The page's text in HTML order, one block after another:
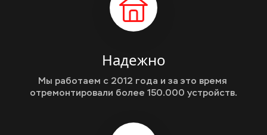
Надежно
Мы работаем с 2012 года и за это время
отремонтировали более 150.000 устройств.